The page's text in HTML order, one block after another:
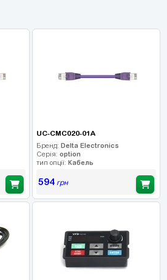
UC-CMC020-01A
Бренд: Delta Electronics
Серія: option
тип опції: Кабель
594грн